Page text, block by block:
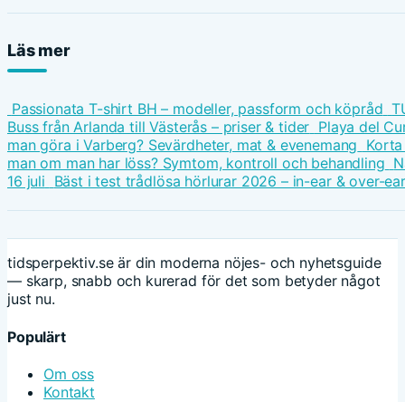
Läs mer
Passionata T-shirt BH – modeller, passform och köpråd
Buss från Arlanda till Västerås – priser & tider Playa del
man göra i Varberg? Sevärdheter, mat & evenemang
man om man har löss? Symtom, kontroll och behandling
16 juli Bäst i test trådlösa hörlurar 2026 – in-ear & over-ear
tidsperpektiv.se är din moderna nöjes- och nyhetsguide
— skarp, snabb och kurerad för det som betyder något
just nu.
Populärt
Om oss
Kontakt